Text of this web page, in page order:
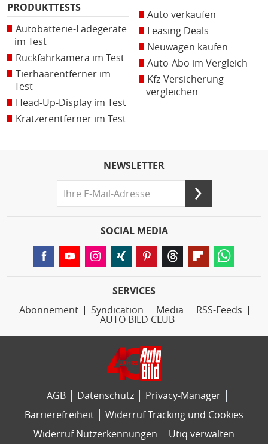
PRODUKTTESTS
Autobatterie-Ladegeräte
im Test
Rückfahrkamera im Test
Tierhaarentferner im
Test
Head-Up-Display im Test
Kratzerentferner im Test
Auto verkaufen
Leasing Deals
Neuwagen kaufen
Auto-Abo im Vergleich
Kfz-Versicherung
vergleichen
NEWSLETTER
SOCIAL MEDIA
SERVICES
Abonnement
Syndication Media
RSS-Feeds
AUTO BILD CLUB
AGB Datenschutz
Privacy-Manager
Barrierefreiheit
Widerruf Tracking und Cookies
Widerruf Nutzerkennungen
Utiq verwalten